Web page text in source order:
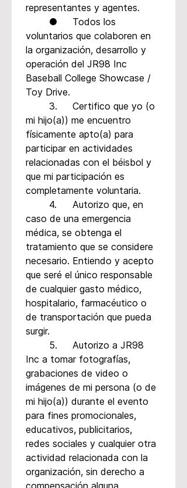
representantes y agentes.
	●	Todos los
voluntarios que colaboren en
la organización, desarrollo y
operación del JR98 Inc
Baseball College Showcase /
Toy Drive.
	3.	Certifico que yo (o
mi hijo(a)) me encuentro
físicamente apto(a) para
participar en actividades
relacionadas con el béisbol y
que mi participación es
completamente voluntaria.
	4.	Autorizo que, en
caso de una emergencia
médica, se obtenga el
tratamiento que se considere
necesario. Entiendo y acepto
que seré el único responsable
de cualquier gasto médico,
hospitalario, farmacéutico o
de transportación que pueda
surgir.
	5.	Autorizo a JR98
Inc a tomar fotografías,
grabaciones de video o
imágenes de mi persona (o de
mi hijo(a)) durante el evento
para fines promocionales,
educativos, publicitarios,
redes sociales y cualquier otra
actividad relacionada con la
organización, sin derecho a
compensación alguna.